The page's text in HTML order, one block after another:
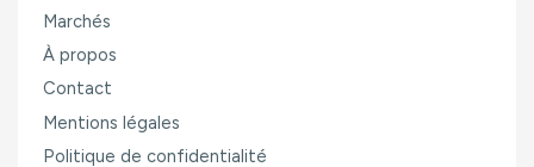
Marchés
À propos
Contact
Mentions légales
Politique de confidentialité